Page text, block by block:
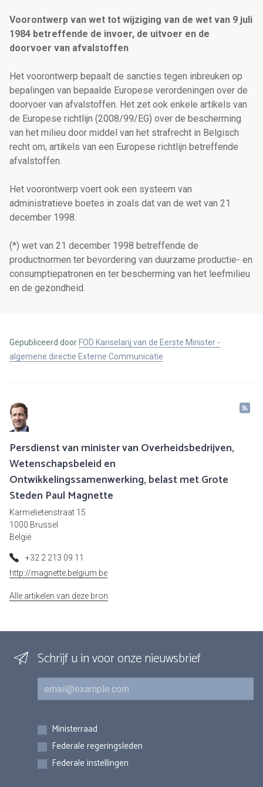
Voorontwerp van wet tot wijziging van de wet van 9 juli
1984 betreffende de invoer, de uitvoer en de
doorvoer van afvalstoffen
Het voorontwerp bepaalt de sancties tegen inbreuken op
bepalingen van bepaalde Europese verordeningen over de
doorvoer van afvalstoffen. Het zet ook enkele artikels van
de Europese richtlijn (2008/99/EG) over de bescherming
van het milieu door middel van het strafrecht in Belgisch
recht om, artikels van een Europese richtlijn betreffende
afvalstoffen.
Het voorontwerp voert ook een systeem van
administratieve boetes in zoals dat van de wet van 21
december 1998.
(*) wet van 21 december 1998 betreffende de
productnormen ter bevordering van duurzame productie- en
consumptiepatronen en ter bescherming van het leefmilieu
en de gezondheid.
Gepubliceerd door FOD Kanselarij van de Eerste Minister -
algemene directie Externe Communicatie
Persdienst van minister van Overheidsbedrijven,
Wetenschapsbeleid en
Ontwikkelingssamenwerking, belast met Grote
Steden Paul Magnette
Karmelietenstraat 15
1000 Brussel
België
+32 2 213 09 11
http://magnette.belgium.be
Alle artikelen van deze bron
Schrijf u in voor onze nieuwsbrief
E-mail
Inschrijvingen
Ministerraad
Federale regeringsleden
Federale instellingen